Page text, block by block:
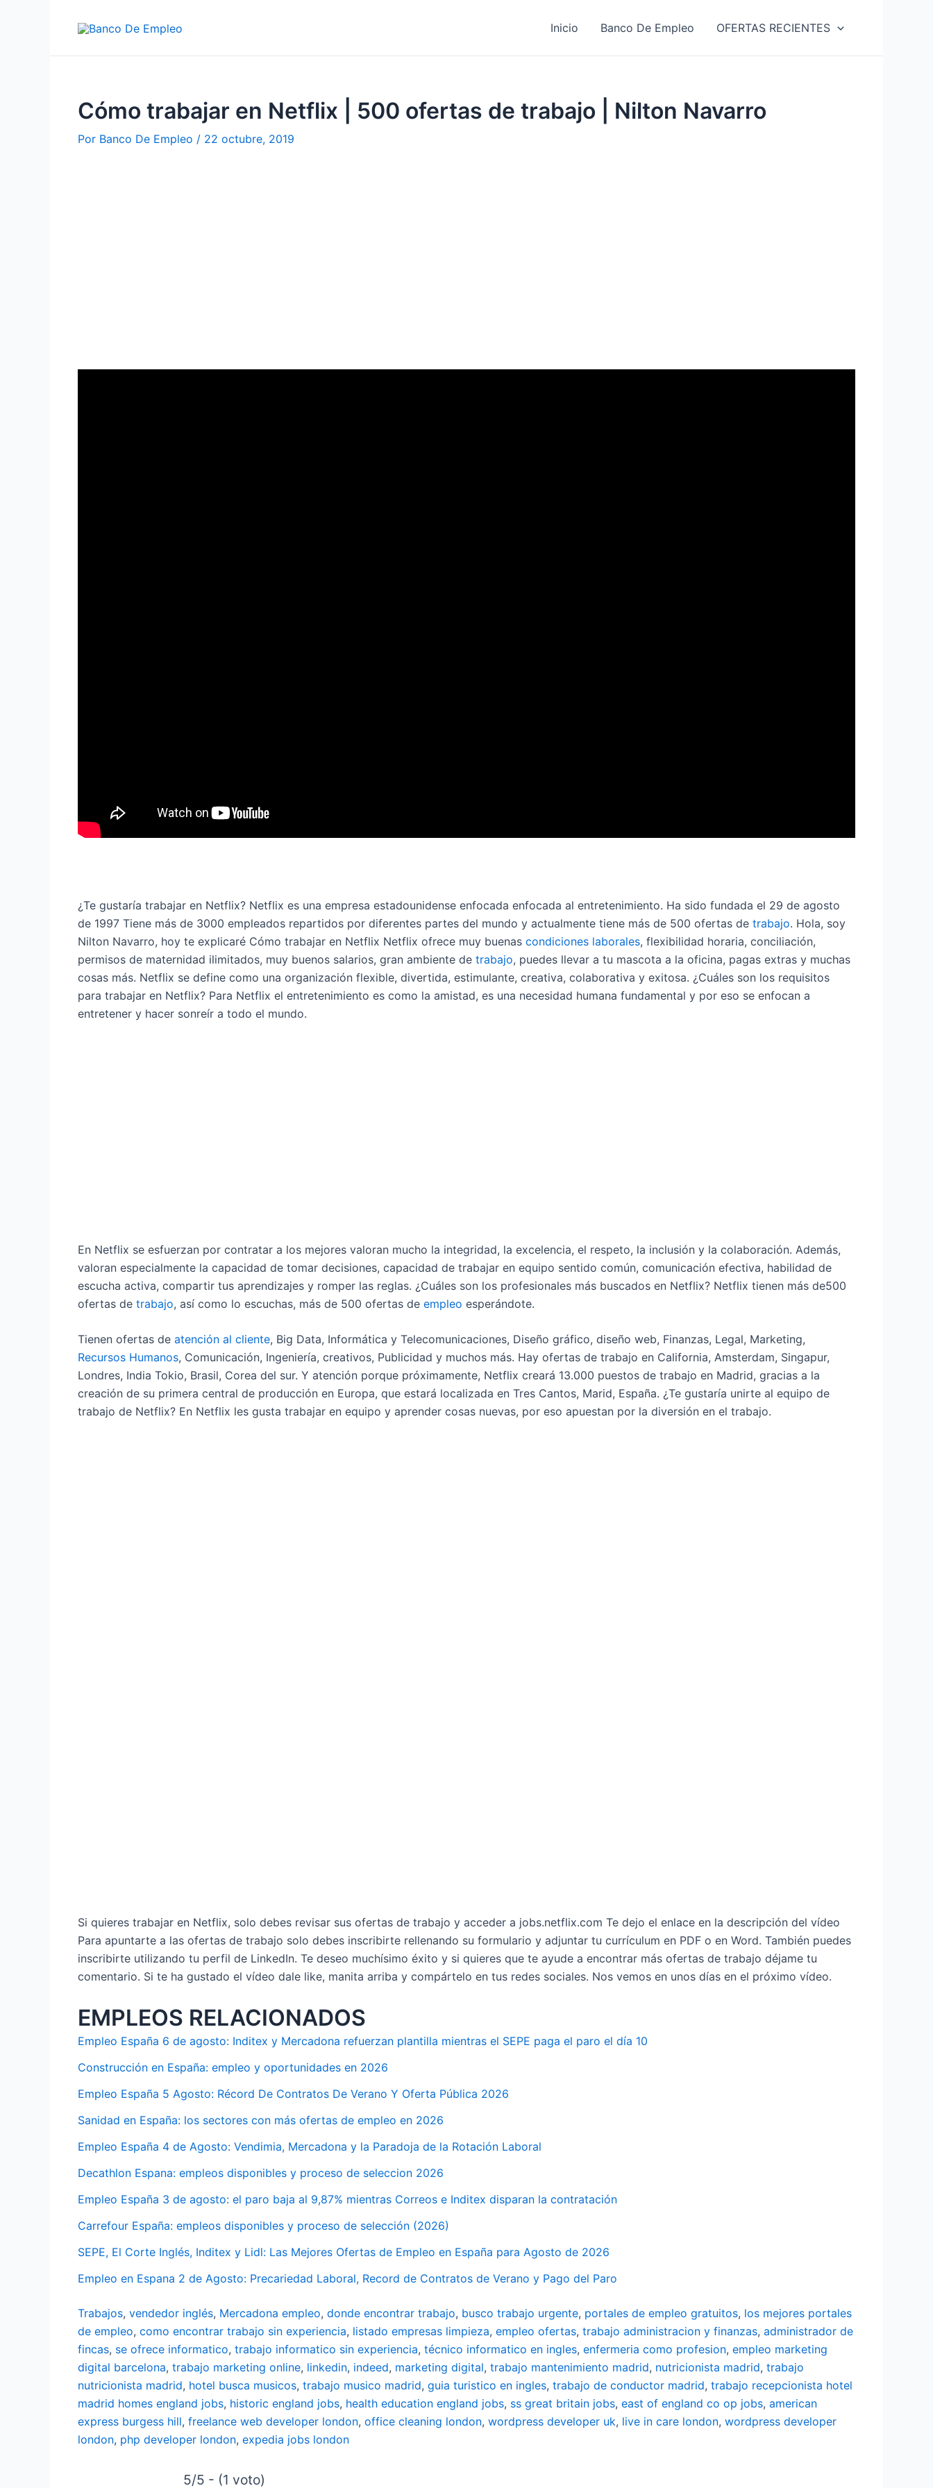
Inicio Banco De Empleo OFERTAS RECIENTES
Cómo trabajar en Netflix | 500 ofertas de trabajo | Nilton Navarro
Por Banco De Empleo / 22 octubre, 2019
¿Te gustaría trabajar en Netflix? Netflix es una empresa estadounidense enfocada enfocada al entretenimiento. Ha sido fundada el 29 de agosto
de 1997 Tiene más de 3000 empleados repartidos por diferentes partes del mundo y actualmente tiene más de 500 ofertas de trabajo. Hola, soy
Nilton Navarro, hoy te explicaré Cómo trabajar en Netflix Netflix ofrece muy buenas condiciones laborales, flexibilidad horaria, conciliación,
permisos de maternidad ilimitados, muy buenos salarios, gran ambiente de trabajo, puedes llevar a tu mascota a la oficina, pagas extras y muchas
cosas más. Netflix se define como una organización flexible, divertida, estimulante, creativa, colaborativa y exitosa. ¿Cuáles son los requisitos
para trabajar en Netflix? Para Netflix el entretenimiento es como la amistad, es una necesidad humana fundamental y por eso se enfocan a
entretener y hacer sonreír a todo el mundo.
En Netflix se esfuerzan por contratar a los mejores valoran mucho la integridad, la excelencia, el respeto, la inclusión y la colaboración. Además,
valoran especialmente la capacidad de tomar decisiones, capacidad de trabajar en equipo sentido común, comunicación efectiva, habilidad de
escucha activa, compartir tus aprendizajes y romper las reglas. ¿Cuáles son los profesionales más buscados en Netflix? Netflix tienen más de500
ofertas de trabajo, así como lo escuchas, más de 500 ofertas de empleo esperándote.
Tienen ofertas de atención al cliente, Big Data, Informática y Telecomunicaciones, Diseño gráfico, diseño web, Finanzas, Legal, Marketing,
Recursos Humanos, Comunicación, Ingeniería, creativos, Publicidad y muchos más. Hay ofertas de trabajo en California, Amsterdam, Singapur,
Londres, India Tokio, Brasil, Corea del sur. Y atención porque próximamente, Netflix creará 13.000 puestos de trabajo en Madrid, gracias a la
creación de su primera central de producción en Europa, que estará localizada en Tres Cantos, Marid, España. ¿Te gustaría unirte al equipo de
trabajo de Netflix? En Netflix les gusta trabajar en equipo y aprender cosas nuevas, por eso apuestan por la diversión en el trabajo.
Si quieres trabajar en Netflix, solo debes revisar sus ofertas de trabajo y acceder a jobs.netflix.com Te dejo el enlace en la descripción del vídeo
Para apuntarte a las ofertas de trabajo solo debes inscribirte rellenando su formulario y adjuntar tu currículum en PDF o en Word. También puedes
inscribirte utilizando tu perfil de LinkedIn. Te deseo muchísimo éxito y si quieres que te ayude a encontrar más ofertas de trabajo déjame tu
comentario. Si te ha gustado el vídeo dale like, manita arriba y compártelo en tus redes sociales. Nos vemos en unos días en el próximo vídeo.
EMPLEOS RELACIONADOS
Empleo España 6 de agosto: Inditex y Mercadona refuerzan plantilla mientras el SEPE paga el paro el día 10
Construcción en España: empleo y oportunidades en 2026
Empleo España 5 Agosto: Récord De Contratos De Verano Y Oferta Pública 2026
Sanidad en España: los sectores con más ofertas de empleo en 2026
Empleo España 4 de Agosto: Vendimia, Mercadona y la Paradoja de la Rotación Laboral
Decathlon Espana: empleos disponibles y proceso de seleccion 2026
Empleo España 3 de agosto: el paro baja al 9,87% mientras Correos e Inditex disparan la contratación
Carrefour España: empleos disponibles y proceso de selección (2026)
SEPE, El Corte Inglés, Inditex y Lidl: Las Mejores Ofertas de Empleo en España para Agosto de 2026
Empleo en Espana 2 de Agosto: Precariedad Laboral, Record de Contratos de Verano y Pago del Paro
Trabajos, vendedor inglés, Mercadona empleo, donde encontrar trabajo, busco trabajo urgente, portales de empleo gratuitos, los mejores portales
de empleo, como encontrar trabajo sin experiencia, listado empresas limpieza, empleo ofertas, trabajo administracion y finanzas, administrador de
fincas, se ofrece informatico, trabajo informatico sin experiencia, técnico informatico en ingles, enfermeria como profesion, empleo marketing
digital barcelona, trabajo marketing online, linkedin, indeed, marketing digital, trabajo mantenimiento madrid, nutricionista madrid, trabajo
nutricionista madrid, hotel busca musicos, trabajo musico madrid, guia turistico en ingles, trabajo de conductor madrid, trabajo recepcionista hotel
madrid homes england jobs, historic england jobs, health education england jobs, ss great britain jobs, east of england co op jobs, american
express burgess hill, freelance web developer london, office cleaning london, wordpress developer uk, live in care london, wordpress developer
london, php developer london, expedia jobs london
5/5 - (1 voto)